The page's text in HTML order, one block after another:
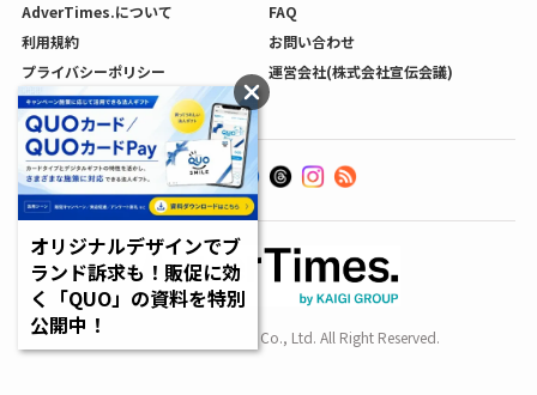
AdverTimes.について
FAQ
利用規約
お問い合わせ
プライバシーポリシー
運営会社(株式会社宣伝会議)
利用者情報の外部送信について
Copyright SENDENKAIGI Co., Ltd. All Right Reserved.
オリジナルデザインでブ
ランド訴求も！販促に効
く「QUO」の資料を特別
公開中！